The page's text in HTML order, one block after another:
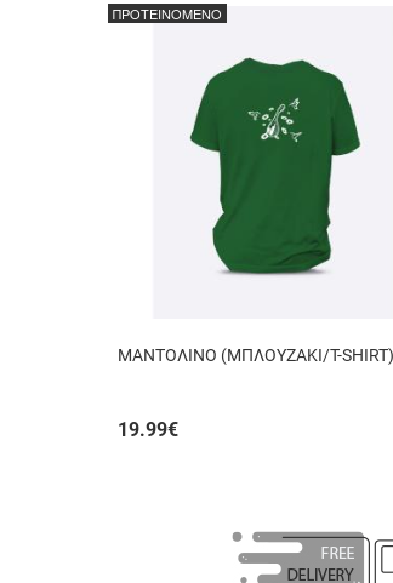
ΜΑΝΤΟΛΙΝΟ (ΜΠΛΟΥΖΑΚΙ/T-SHIRT)
19.99€
ΠΡΟΤΕΙΝΟΜΕΝΟ